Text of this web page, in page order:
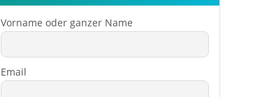
Vorname oder ganzer Name
Email